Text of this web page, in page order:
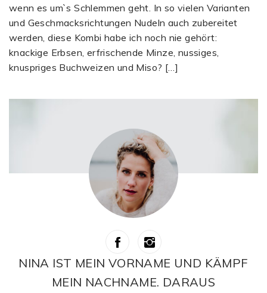
wenn es um`s Schlemmen geht. In so vielen Varianten
und Geschmacksrichtungen Nudeln auch zubereitet
werden, diese Kombi habe ich noch nie gehört:
knackige Erbsen, erfrischende Minze, nussiges,
knuspriges Buchweizen und Miso? […]
NINA IST MEIN VORNAME UND KÄMPF
MEIN NACHNAME. DARAUS